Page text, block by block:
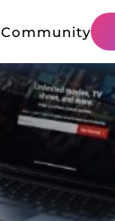
Community